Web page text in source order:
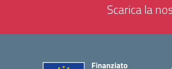
Scarica la